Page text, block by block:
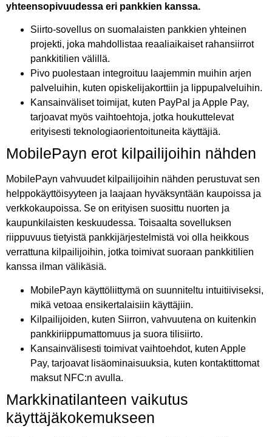
yhteensopivuudessa eri pankkien kanssa.
Siirto-sovellus on suomalaisten pankkien yhteinen
projekti, joka mahdollistaa reaaliaikaiset rahansiirrot
pankkitilien välillä.
Pivo puolestaan integroituu laajemmin muihin arjen
palveluihin, kuten opiskelijakorttiin ja lippupalveluihin.
Kansainväliset toimijat, kuten PayPal ja Apple Pay,
tarjoavat myös vaihtoehtoja, jotka houkuttelevat
erityisesti teknologiaorientoituneita käyttäjiä.
MobilePayn erot kilpailijoihin nähden
MobilePayn vahvuudet kilpailijoihin nähden perustuvat sen
helppokäyttöisyyteen ja laajaan hyväksyntään kaupoissa ja
verkkokaupoissa. Se on erityisen suosittu nuorten ja
kaupunkilaisten keskuudessa. Toisaalta sovelluksen
riippuvuus tietyistä pankkijärjestelmistä voi olla heikkous
verrattuna kilpailijoihin, jotka toimivat suoraan pankkitilien
kanssa ilman välikäsiä.
MobilePayn käyttöliittymä on suunniteltu intuitiiviseksi,
mikä vetoaa ensikertalaisiin käyttäjiin.
Kilpailijoiden, kuten Siirron, vahvuutena on kuitenkin
pankkiriippumattomuus ja suora tilisiirto.
Kansainvälisesti toimivat vaihtoehdot, kuten Apple
Pay, tarjoavat lisäominaisuuksia, kuten kontaktittomat
maksut NFC:n avulla.
Markkinatilanteen vaikutus
käyttäjäkokemukseen